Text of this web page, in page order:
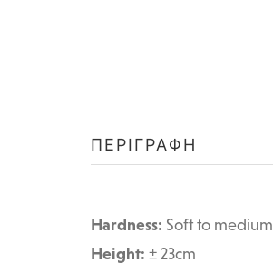
ΠΕΡΙΓΡΑΦΉ
Hardness: Soft to medium
Height: ± 23cm